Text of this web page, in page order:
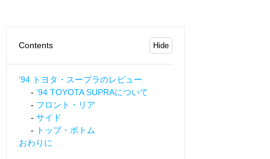
Contents
’94 トヨタ・スープラのレビュー
’94 TOYOTA SUPRAについて
フロント・リア
サイド
トップ・ボトム
おわりに